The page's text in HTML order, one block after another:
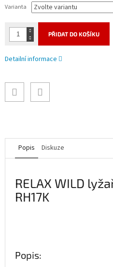
cena:
Varianta
PŘIDAT DO KOŠÍKU
Detailní informace
Popis Diskuze
RELAX WILD
RH17K
Popis: